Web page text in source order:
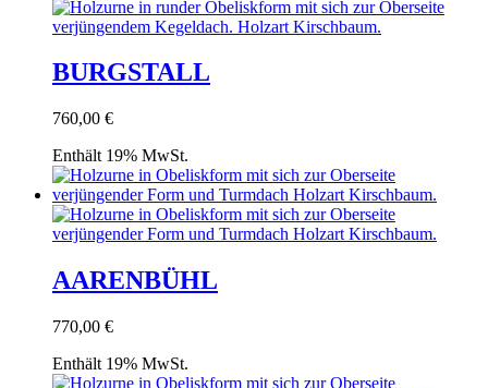
BURGSTALL
760,00 €
Enthält 19% MwSt.
AARENBÜHL
770,00 €
Enthält 19% MwSt.